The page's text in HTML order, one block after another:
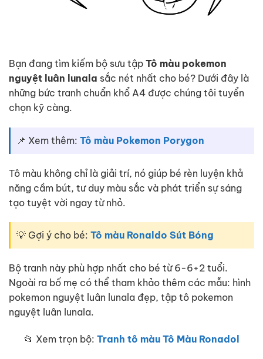
Bạn đang tìm kiếm bộ sưu tập Tô màu pokemon
nguyệt luân lunala sắc nét nhất cho bé? Dưới đây là
những bức tranh chuẩn khổ A4 được chúng tôi tuyển
chọn kỹ càng.
📌 Xem thêm: Tô màu Pokemon Porygon
Tô màu không chỉ là giải trí, nó giúp bé rèn luyện khả
năng cầm bút, tư duy màu sắc và phát triển sự sáng
tạo tuyệt vời ngay từ nhỏ.
💡 Gợi ý cho bé: Tô màu Ronaldo Sút Bóng
Bộ tranh này phù hợp nhất cho bé từ 6-6+2 tuổi.
Ngoài ra bố mẹ có thể tham khảo thêm các mẫu: hình
pokemon nguyệt luân lunala đẹp, tập tô pokemon
nguyệt luân lunala.
📂 Xem trọn bộ: Tranh tô màu Tô Màu Ronadol